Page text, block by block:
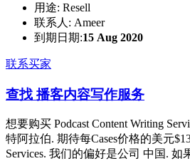
用途: Resell
联系人: Ameer
到期日期:15 Aug 2020
联系买家
查找 播客内容写作服务
想要购买 Podcast Content Writing
特阿拉伯. 期待每Cases价格的美元
Services. 我们的偏好是公司 中国.